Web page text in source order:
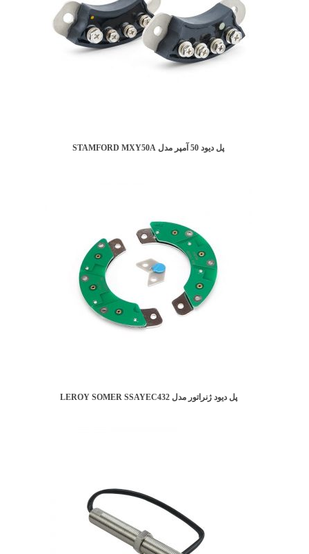
پل دیود 50 آمپر مدل STAMFORD MXY50A
پل دیود ژنراتور مدل LEROY SOMER SSAYEC432